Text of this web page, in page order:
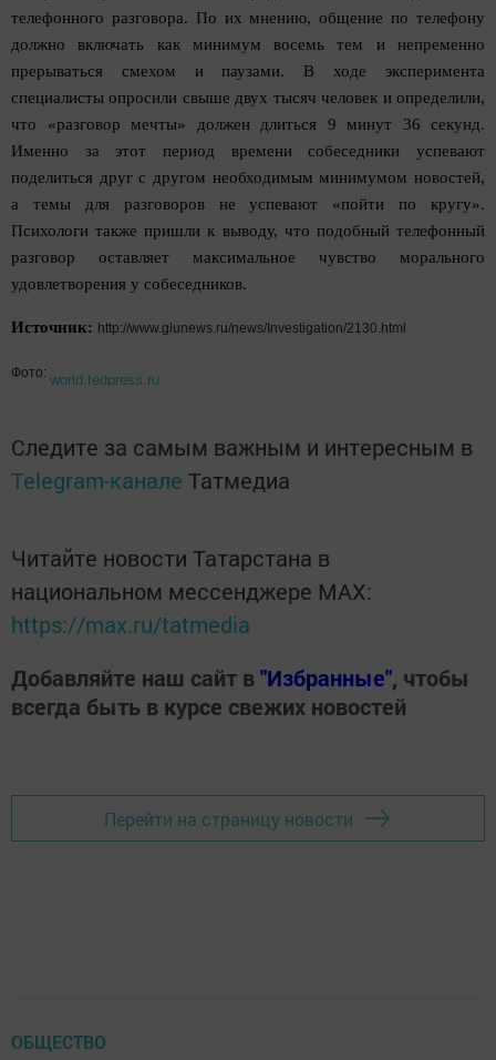
телефонного разговора. По их мнению, общение по телефону
должно включать как минимум восемь тем и непременно
прерываться смехом и паузами. В ходе эксперимента
специалисты опросили свыше двух тысяч человек и определили,
что «разговор мечты» должен длиться 9 минут 36 секунд.
Именно за этот период времени собеседники успевают
поделиться друг с другом необходимым минимумом новостей,
а темы для разговоров не успевают «пойти по кругу».
Психологи также пришли к выводу, что подобный телефонный
разговор оставляет максимальное чувство морального
удовлетворения у собеседников.
Источник: http://www.glunews.ru/news/Investigation/2130.html
Фото: world.fedpress.ru
Следите за самым важным и интересным в
Telegram-канале Татмедиа
Читайте новости Татарстана в
национальном мессенджере MАХ:
https://max.ru/tatmedia
Добавляйте наш сайт в"Избранные", чтобы
всегда быть в курсе свежих новостей
Перейти на страницу новости
ОБЩЕСТВО